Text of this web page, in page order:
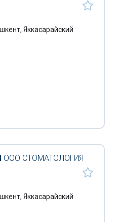
Яккасарайский
ООО СТОМАТОЛОГИЯ
Яккасарайский